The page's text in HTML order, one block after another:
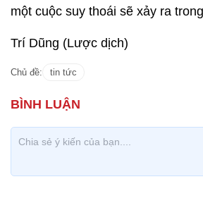
một cuộc suy thoái sẽ xảy ra
Trí Dũng (Lược dịch)
Chủ đề: tin tức